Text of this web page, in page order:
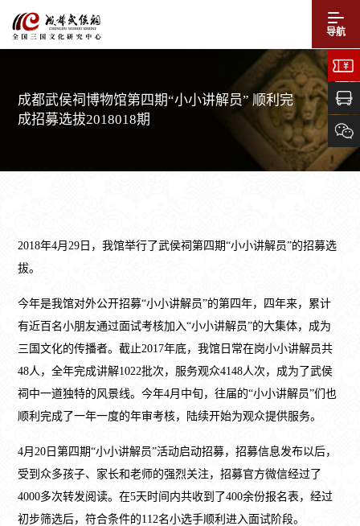
导航
成都武侯祠博物馆第四期“小小讲解员” 顺利完
成招募选拔2018018期
2018年4月29日，我馆举行了武侯祠第四期“小小讲解员”的招募选
拔。
今年是我馆对外公开招募“小小讲解员”的第四年，四年来，累计
有近百名小朋友通过面试考核加入“小小讲解员”的大集体，成为
三国文化的传播者。截止2017年底，我馆日常在岗小小讲解员共
48人，全年完成讲解1022批次，服务观众4148人次，成为了武侯
祠中一道独特的风景线。今年4月中旬，往届的“小小讲解员”们也
顺利完成了一年一度的年审考核，陆续开始为观众提供服务。
4月20日第四期“小小讲解员”活动启动招募，招募信息发布以后，
受到众多孩子、家长和老师的强烈关注，招募官方微信经过了
4000多次转发阅读。在5天时间内共收到了400余份报名表，经过
初步筛选后，符合条件的112名小选手顺利进入面试阶段。